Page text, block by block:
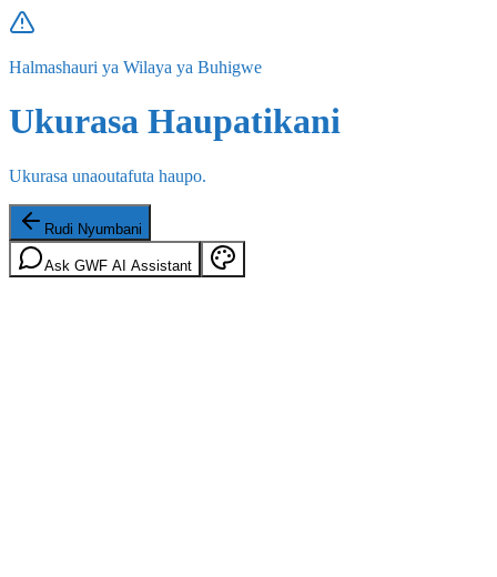
Halmashauri ya Wilaya ya Buhigwe
Ukurasa Haupatikani
Ukurasa unaoutafuta haupo.
Rudi Nyumbani
Ask GWF AI Assistant